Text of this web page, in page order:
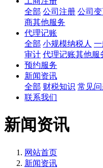
全部 公司注册 公司
商其他服务
代理记账
全部 小规模纳税人 一
审计 代理记账其他服
预约服务
新闻资讯
全部 财税知识 常见
联系我们
新闻资讯
网站首页
新闻资讯